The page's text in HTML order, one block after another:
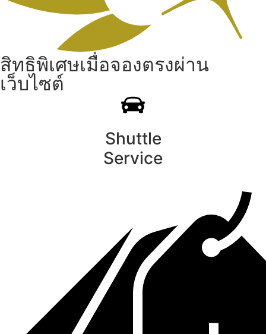
สิทธิพิเศษเมื่อจองตรงผ่าน
เว็บไซต์
Shuttle
Service